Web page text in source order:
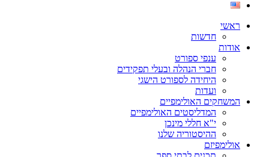
ראשי
חדשות
אודות
ענפי ספורט
חברי הנהלה ובעלי תפקידים
היחידה לספורט הישגי
ועדות
המשחקים האולימפיים
המדליסטים האולימפיים
י"א חללי מינכן
ההיסטוריה שלנו
אולימפיזם